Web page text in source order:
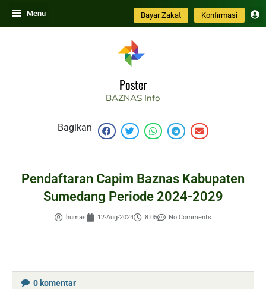
Skip
to
Menu Bayar Zakat Konfirmasi
Poster
BAZNAS Info
Bagikan
Pendaftaran Capim Baznas Kabupaten
Sumedang Periode 2024-2029
humas 12-Aug-2024 8:05 No Comments
0 komentar